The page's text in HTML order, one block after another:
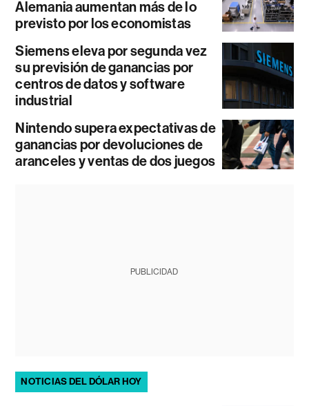
Alemania aumentan más de lo
previsto por los economistas
Siemens eleva por segunda vez
su previsión de ganancias por
centros de datos y software
industrial
Nintendo supera expectativas de
ganancias por devoluciones de
aranceles y ventas de dos juegos
PUBLICIDAD
NOTICIAS DEL DÓLAR HOY